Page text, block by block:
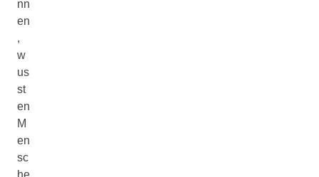
nn
en
,
w
us
st
en
M
en
sc
he